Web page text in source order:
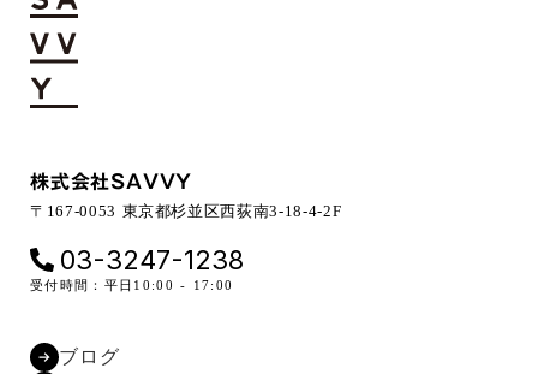
株式会社SAVVY
〒167-0053 東京都杉並区西荻南3-18-4-2F
03-3247-1238
受付時間：平日10:00 - 17:00
ブログ